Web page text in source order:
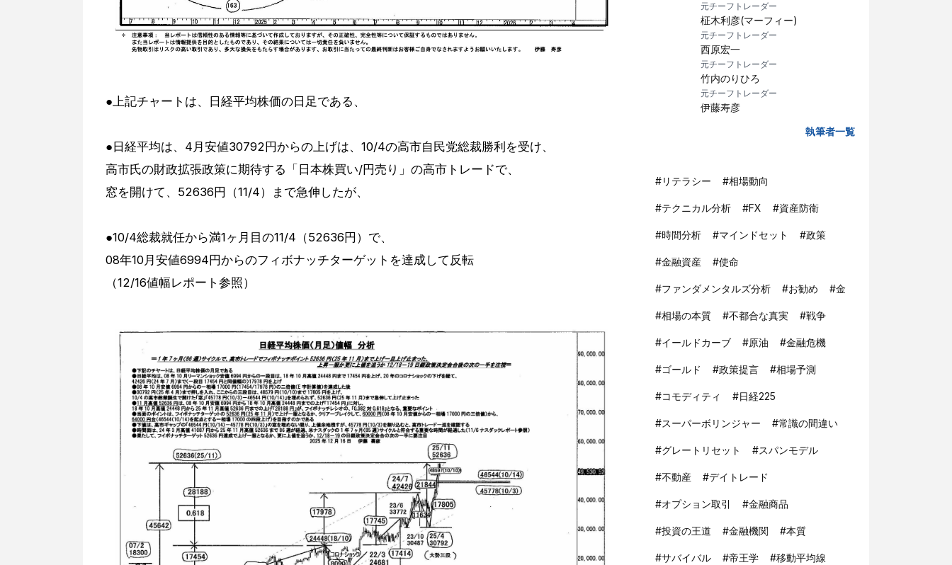
●上記チャートは、日経平均株価の日足である、
●日経平均は、4月安値30792円からの上げは、10/4の高市自民党総裁勝利を受け、
高市氏の財政拡張政策に期待する「日本株買い/円売り」の高市トレードで、
窓を開けて、52636円（11/4）まで急伸したが、
●10/4総裁就任から満1ヶ月目の11/4（52636円）で、
08年10月安値6994円からのフィボナッチターゲットを達成して反転
（12/16値幅レポート参照）
元チーフトレーダー
柾木利彦(マーフィー)
元チーフトレーダー
西原宏一
元チーフトレーダー
竹内のりひろ
元チーフトレーダー
伊藤寿彦
執筆者一覧
#リテラシー #相場動向
#テクニカル分析 #FX #資産防衛
#時間分析 #マインドセット #政策
#金融資産 #使命
#ファンダメンタルズ分析 #お勧め #金
#相場の本質 #不都合な真実 #戦争
#イールドカーブ #原油 #金融危機
#ゴールド #政策提言 #相場予測
#コモディティ #日経225
#スーパーボリンジャー #常識の間違い
#グレートリセット #スパンモデル
#不動産 #デイトレード
#オプション取引 #金融商品
#投資の王道 #金融機関 #本質
#サバイバル #帝王学 #移動平均線